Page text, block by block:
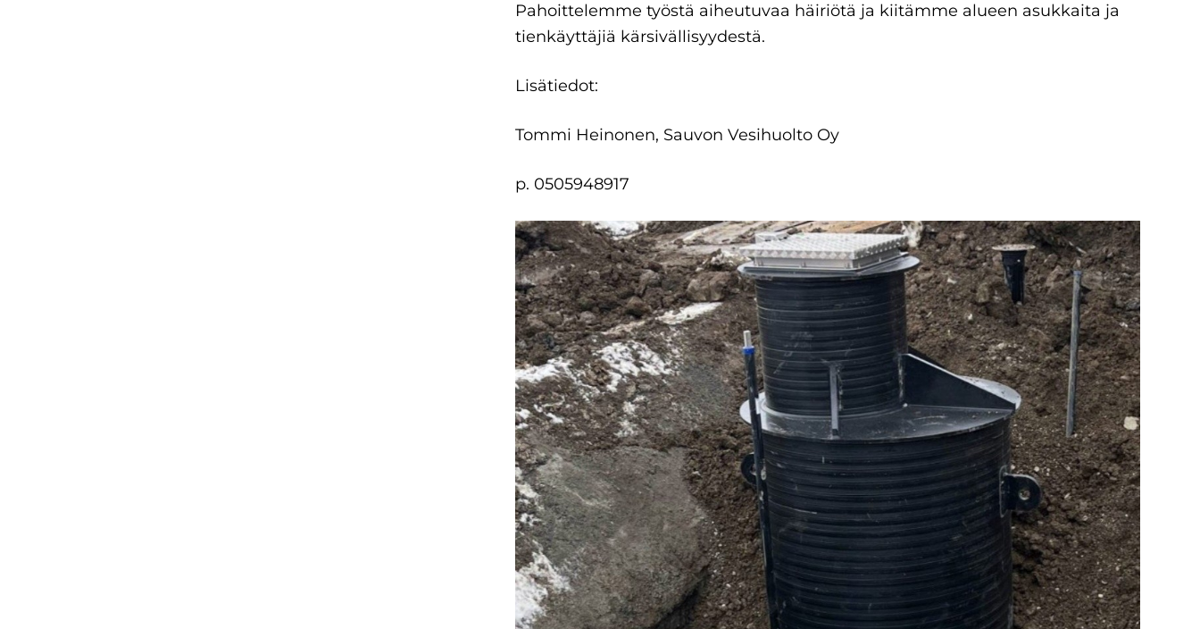
Pahoittelemme työstä aiheutuvaa häiriötä ja kiitämme alueen asukkaita ja
tienkäyttäjiä kärsivällisyydestä.
Lisätiedot:
Tommi Heinonen, Sauvon Vesihuolto Oy
p. 0505948917